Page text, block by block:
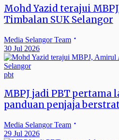
Mohd Yazid terajui
Timbalan SUK Selangor
Media Selangor Team
30 Jul 2026
pbt
MBPJ jadi PBT pertama
panduan penjaja
Media Selangor Team
29 Jul 2026